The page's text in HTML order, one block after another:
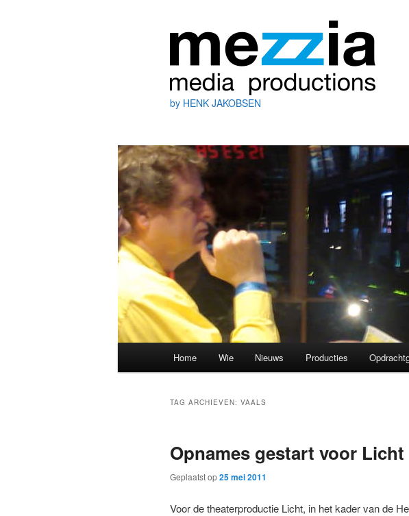
by HENK JAKOBSEN
Spring
primaire
Spring
secundaire
Home Wie Nieuws Producties
TAG ARCHIEVEN: VAALS
Opnames gestart voor Licht
Geplaatst op25 mei 2011
Voor de theaterproductie Licht, in het kader van de